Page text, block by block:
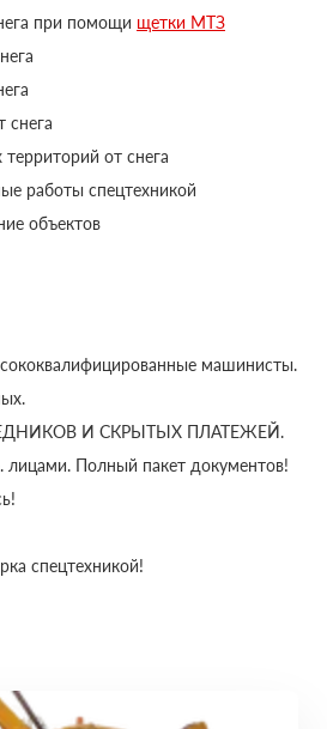
при помощи щетки МТЗ
снега
от снега
работы спецтехникой
объектов
машинисты.
И СКРЫТЫХ ПЛАТЕЖЕЙ.
лицами. Полный пакет документов!
спецтехникой!